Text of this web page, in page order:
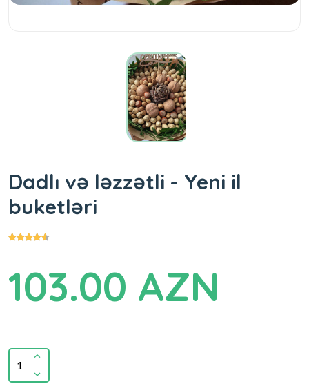
Dadlı və ləzzətli - Yeni il
buketləri
103.00 AZN